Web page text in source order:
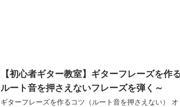
【初心者ギター教室】ギターフレーズを作
ルート音を押さえないフレーズを弾く～
ギターフレーズを作るコツ（ルート音を押さえない）